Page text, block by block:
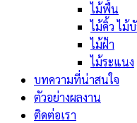
ไม้พื้น
ไม้คิ้ว ไม้
ไม้ฝ้า
ไม้ระแนง
บทความที่น่าสนใจ
ตัวอย่างผลงาน
ติดต่อเรา